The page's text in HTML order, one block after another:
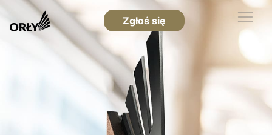
Zgłoś się